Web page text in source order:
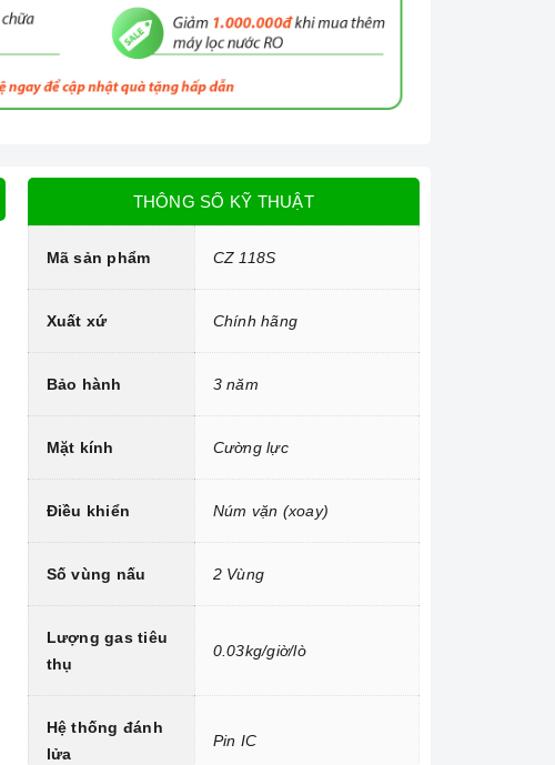
THÔNG SỐ KỸ THUẬT
Mã sản phẩm CZ 118S
Xuất xứ Chính hãng
Bảo hành 3 năm
Mặt kính Cường lực
Điều khiển Núm vặn (xoay)
Số vùng nấu 2 Vùng
Lượng gas tiêu
thụ
0.03kg/giờ/lò
Hệ thống đánh
lửa
Pin IC